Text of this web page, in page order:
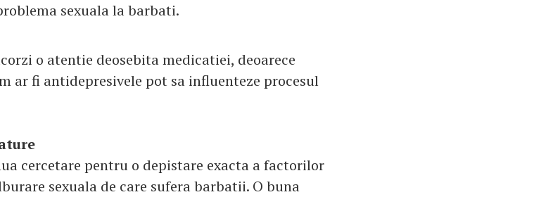
sexuala la barbati.
o atentie deosebita medicatiei, deoarece
ar fi antidepresivele pot sa influenteze procesul
cercetare pentru o depistare exacta a factorilor
sexuala de care sufera barbatii. O buna